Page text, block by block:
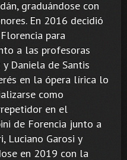
graduándose con
En 2016 decidió
para
a las profesoras
Daniela de Santis
en la ópera lírica lo
como
en el
de Forencia junto a
Luciano Garosi y
en 2019 con la